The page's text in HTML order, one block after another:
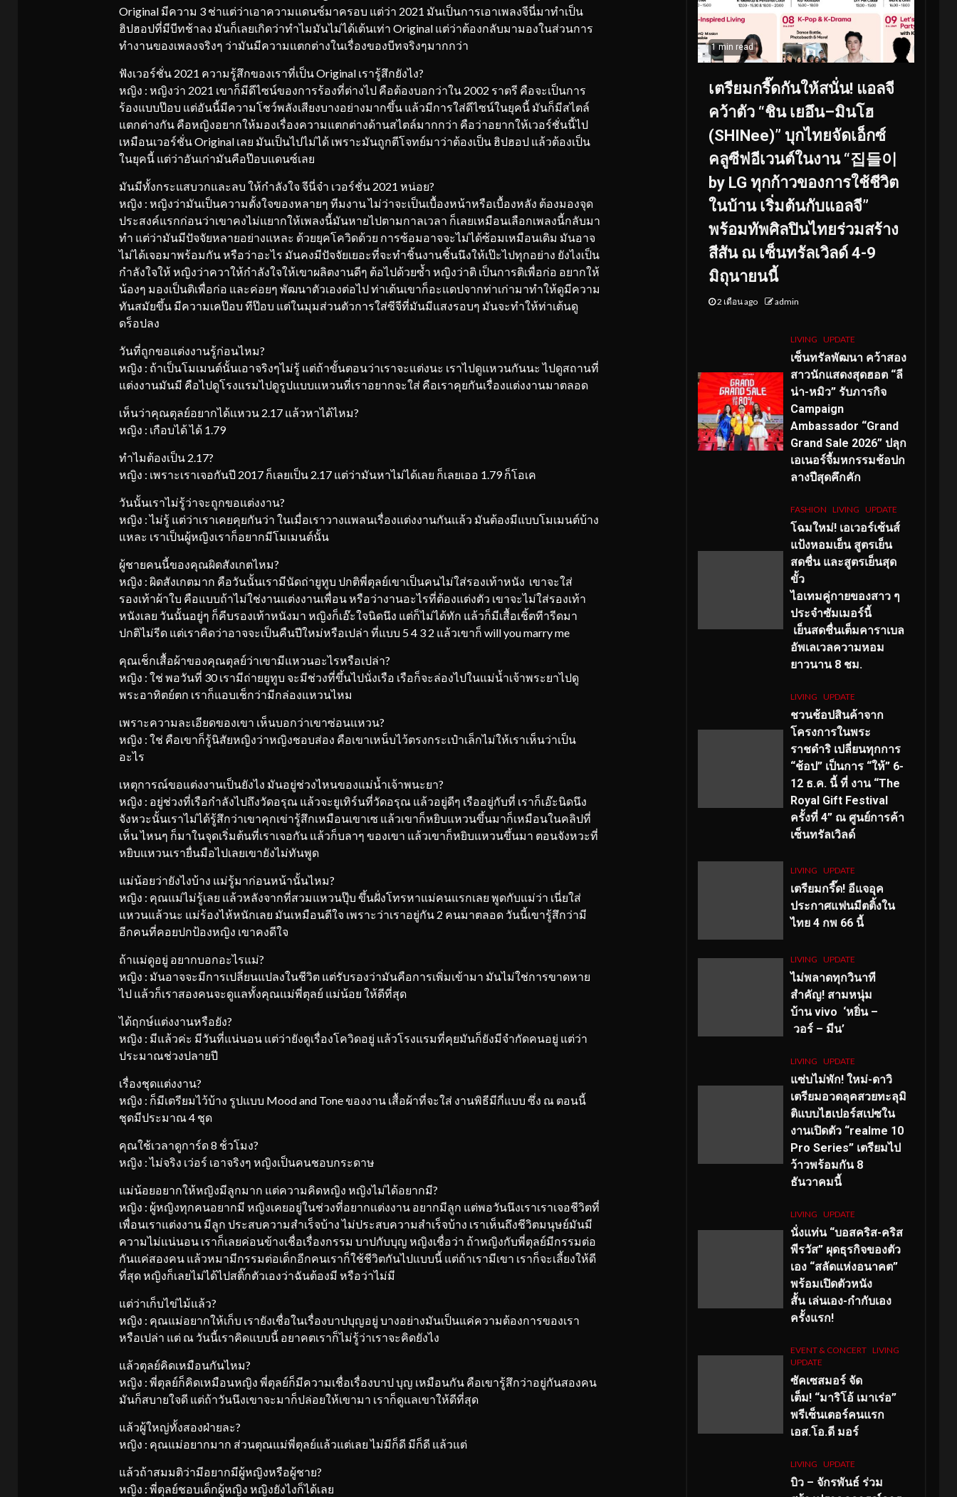
Original มีความ 3 ช่าแต่ว่าเอาความแดนซ์มาครอบ แต่ว่า 2021 มันเป็นการเอาเพลงจีนี่มาทำเป็น
ฮิปฮอปที่มีบีทช้าลง มันก็เลยเกิดว่าทำไมมันไม่ได้เต้นเท่า Original แต่ว่าต้องกลับมามองในส่วนการ
ทำงานของเพลงจริงๆ ว่ามันมีความแตกต่างในเรื่องของบีทจริงๆมากกว่า
ฟังเวอร์ชั่น 2021 ความรู้สึกของเราที่เป็น Original เรารู้สึกยังไง?
หญิง : หญิงว่า 2021 เขาก็มีดีไซน์ของการร้องที่ต่างไป คือต้องบอกว่าใน 2002 ราตรี คือจะเป็นการ
ร้องแบบป๊อบ แต่อันนี้มีความโชว์พลังเสียงบางอย่างมากขึ้น แล้วมีการใส่ดีไซน์ในยุคนี้ มันก็มีสไตล์
แตกต่างกัน คือหญิงอยากให้มองเรื่องความแตกต่างด้านสไตล์มากกว่า คือว่าอยากให้เวอร์ชั่นนี้ไป
เหมือนเวอร์ชั่น Original เลย มันเป็นไปไม่ได้ เพราะมันถูกตีโจทย์มาว่าต้องเป็น ฮิปฮอป แล้วต้องเป็น
ในยุคนี้ แต่ว่าอันเก่ามันคือป๊อบแดนซ์เลย
มันมีทั้งกระแสบวกและลบ ให้กำลังใจ จีนี่จ๋า เวอร์ชั่น 2021 หน่อย?
หญิง : หญิงว่ามันเป็นความตั้งใจของหลายๆ ทีมงาน ไม่ว่าจะเป็นเบื้องหน้าหรือเบื้องหลัง ต้องมองจุด
ประสงค์แรกก่อนว่าเขาคงไม่แยากให้เพลงนี้มันหายไปตามกาลเวลา ก็เลยเหมือนเลือกเพลงนี้กลับมา
ทำ แต่ว่ามันมีปัจจัยหลายอย่างแหละ ด้วยยุคโควิดด้วย การซ้อมอาจจะไม่ได้ซ้อมเหมือนเดิม มันอาจ
ไม่ได้เจอมาพร้อมกัน หรือว่าอะไร มันคงมีปัจจัยเยอะที่จะทำชิ้นงานชิ้นนึงให้เป๊ะไปทุกอย่าง ยังไงเป็น
กำลังใจให้ หญิงว่าควาให้กำลังใจให้เขาผลิตงานดีๆ ต้อไปด้วยซ้ำ หญิงว่าติ เป็นการติเพื่อก่อ อยากให้
น้องๆ มองเป็นติเพื่อก่อ และค่อยๆ พัฒนาตัวเองต่อไป ท่าเต้นเขาก็อะแดปจากท่าเก่ามาทำให้ดูมีความ
ทันสมัยขึ้น มีความเคป๊อบ ทีป๊อบ แต่ในมุมส่วนตัวการใส่ซีจีที่มันมีแสงรอบๆ มันจะทำให้ท่าเต้นดู
ดร็อปลง
วันที่ถูกขอแต่งงานรู้ก่อนไหม?
หญิง : ถ้าเป็นโมเมนต์นั้นเอาจริงๆไม่รู้ แต่ถ้าขั้นตอนว่าเราจะแต่งนะ เราไปดูแหวนกันนะ ไปดูสถานที่
แต่งงานมันมี คือไปดูโรงแรมไปดูรูปแบบแหวนที่เราอยากจะใส่ คือเราคุยกันเรื่องแต่งงานมาตลอด
เห็นว่าคุณตุลย์อยากได้แหวน 2.17 แล้วหาได้ไหม?
หญิง : เกือบได้ ได้ 1.79
ทำไมต้องเป็น 2.17?
หญิง : เพราะเราเจอกันปี 2017 ก็เลยเป็น 2.17 แต่ว่ามันหาไม่ได้เลย ก็เลยเออ 1.79 ก็โอเค
วันนั้นเราไม่รู้ว่าจะถูกขอแต่งงาน?
หญิง : ไม่รู้ แต่ว่าเราเคยคุยกันว่า ในเมื่อเราวางแพลนเรื่องแต่งงานกันแล้ว มันต้องมีแบบโมเมนต์บ้าง
แหละ เราเป็นผู้หญิงเราก็อยากมีโมเมนต์นั้น
ผู้ชายคนนี้ของคุณผิดสังเกตไหม?
หญิง : ผิดสังเกตมาก คือวันนั้นเรามีนัดถ่ายูทูบ ปกติพี่ตุลย์เขาเป็นคนไม่ใส่รองเท้าหนัง เขาจะใส่
รองเท้าผ้าใบ คือแบบถ้าไม่ใช่งานแต่งงานเพื่อน หรือว่างานอะไรที่ต้องแต่งตัว เขาจะไม่ใส่รองเท้า
หนังเลย วันนั้นอยู่ๆ ก็คีบรองเท้าหนังมา หญิงก็เอ๊ะใจนิดนึง แต่ก็ไม่ได้ทัก แล้วก็มีเสื้อเชิ้ตทีารีดมา
ปกติไม่รีด แต่เราคิดว่าอาจจะเป็นคืนปีใหม่หรือเปล่า ที่แบบ 5 4 3 2 แล้วเขาก็ will you marry me
คุณเช็กเสื้อผ้าของคุณตุลย์ว่าเขามีแหวนอะไรหรือเปล่า?
หญิง : ใช่ พอวันที่ 30 เรามีถ่ายยูทูบ จะมีช่วงที่ขึ้นไปนั่งเรือ เรือก็จะล่องไปในแม่น้ำเจ้าพระยาไปดู
พระอาทิตย์ตก เราก็แอบเช็กว่ามีกล่องแหวนไหม
เพราะความละเอียดของเขา เห็นบอกว่าเขาซ่อนแหวน?
หญิง : ใช่ คือเขาก็รู้นิสัยหญิงว่าหญิงชอบส่อง คือเขาเหน็บไว้ตรงกระเป๋าเล็กไม่ให้เราเห็นว่าเป็น
อะไร
เหตุการณ์ขอแต่งงานเป็นยังไง มันอยู่ช่วงไหนของแม่น้ำเจ้าพนะยา?
หญิง : อยู่ช่วงที่เรือกำลังไปถึงวัดอรุณ แล้วจะยูเทิร์นที่วัดอรุณ แล้วอยู่ดีๆ เรืออยู่กับที่ เราก็เอ๊ะนิดนึง
จังหวะนั้นเราไม่ได้รู้สึกว่าเขาคุกเข่ารู้สึกเหมือนเขาเซ แล้วเขาก็หยิบแหวนขึ้นมาก็เหมือนในคลิปที่
เห็น ไหนๆ ก็มาในจุดเริ่มต้นที่เราเจอกัน แล้วก็บลาๆ ของเขา แล้วเขาก็หยิบแหวนขึ้นมา ตอนจังหวะที่
หยิบแหวนเรายื่นมือไปเลยเขายังไม่ทันพูด
แม่น้อยว่ายังไงบ้าง แม่รู้มาก่อนหน้านั้นไหม?
หญิง : คุณแม่ไม่รู้เลย แล้วหลังจากที่สวมแหวนปุ๊บ ขึ้นฝั่งโทรหาแม่คนแรกเลย พูดกับแม่ว่า เนี่ยใส่
แหวนแล้วนะ แม่ร้องไห้หนักเลย มันเหมือนดีใจ เพราะว่าเราอยู่กัน 2 คนมาตลอด วันนี้เขารู้สึกว่ามี
อีกคนที่คอยปกป้องหญิง เขาคงดีใจ
ถ้าแม่ดูอยู่ อยากบอกอะไรแม่?
หญิง : มันอาจจะมีการเปลี่ยนแปลงในชีวิต แต่รับรองว่ามันคือการเพิ่มเข้ามา มันไม่ใช่การขาดหาย
ไป แล้วก็เราสองคนจะดูแลทั้งคุณแม่พี่ตุลย์ แม่น้อย ให้ดีที่สุด
ได้ฤกษ์แต่งงานหรือยัง?
หญิง : มีแล้วค่ะ มีวันที่แน่นอน แต่ว่ายังดูเรื่องโควิดอยู่ แล้วโรงแรมที่คุยมันก็ยังมีจำกัดคนอยู่ แต่ว่า
ประมาณช่วงปลายปี
เรื่องชุดแต่งงาน?
หญิง : ก็มีเตรียมไว้บ้าง รูปแบบ Mood and Tone ของงาน เสื้อผ้าที่จะใส่ งานพิธีมีกี่แบบ ซึ่ง ณ ตอนนี้
ชุดมีประมาณ 4 ชุด
คุณใช้เวลาดูการ์ด 8 ช้่วโมง?
หญิง : ไม่จริง เว่อร์ เอาจริงๆ หญิงเป็นคนชอบกระดาษ
แม่น้อยอยากให้หญิงมีลูกมาก แต่ความคิดหญิง หญิงไม่ได้อยากมี?
หญิง : ผู้หญิงทุกคนอยากมี หญิงเคยอยู่ในช่วงที่อยากแต่งงาน อยากมีลูก แต่พอวันนึงเราเราเจอชีวิตที่
เพื่อนเราแต่งงาน มีลูก ประสบความสำเร็จบ้าง ไม่ประสบความสำเร็จบ้าง เราเห็นถึงชีวิตมนุษย์มันมี
ความไม่แน่นอน เราก็เลยค่อนข้างเชื่อเรื่องกรรม บาปกับบุญ หญิงเชื่อว่า ถ้าหญิงกับพี่ตุลย์มีกรรมต่อ
กันแค่สองคน แล้วหมามีกรรมต่อเด็กอีกคนเราก็ใช้ชีวิตกันไปแบบนี้ แต่ถ้าเรามีเขา เราก็จะเลี้ยงให้ดี
ที่สุด หญิงก็เลยไม่ได้ไปสติ๊กตัวเองว่าฉันต้องมี หรือว่าไม่มี
แต่ว่าเก็บไข่ไม้แล้ว?
หญิง : คุณแม่อยากให้เก็บ เรายังเชื่อในเรื่องบาปบุญอยู่ บางอย่างมันเป็นแค่ความต้องการของเรา
หรือเปล่า แต่ ณ วันนี้เราคิดแบบนี้ อยาคตเราก็ไม่รู้ว่าเราจะคิดยังไง
แล้วตุลย์คิดเหมือนกันไหม?
หญิง : พี่ตุลย์ก็คิดเหมือนหญิง พี่ตุลย์ก็มีความเชื่อเรื่องบาป บุญ เหมือนกัน คือเขารู้สึกว่าอยู่กันสองคน
มันก็สบายใจดี แต่ถ้าวันนึงเขาจะมาก็ปล่อยให้เขามา เราก็ดูแลเขาให้ดีที่สุด
แล้วผู้ใหญ่ทั้งสองฝ่ายละ?
หญิง : คุณแม่อยากมาก ส่วนตุณแม่พี่ตุลย์แล้วแต่เลย ไม่มีก็ดี มีก็ดี แล้วแต่
แล้วถ้าสมมติว่ามีอยากมีผู้หญิงหรือผู้ชาย?
หญิง : พี่ตุลย์ชอบเด็กผู้หญิง หญิงยังไงก็ได้เลย
1 min read
เตรียมกรี๊ดกันให้สนั่น! แอลจี
คว้าตัว “ชิน เยอึน–มินโฮ
(SHINee)” บุกไทยจัดเอ็กซ์
คลูซีฟอีเวนต์ในงาน “집들이
by LG ทุกก้าวของการใช้ชีวิต
ในบ้าน เริ่มต้นกับแอลจี”
พร้อมทัพศิลปินไทยร่วมสร้าง
สีสัน ณ เซ็นทรัลเวิลด์ 4-9
มิถุนายนนี้
2 เดือน ago admin
LIVING UPDATE
เซ็นทรัลพัฒนา คว้าสอง
สาวนักแสดงสุดฮอต “ลี
น่า-หมิว” รับภารกิจ
Campaign
Ambassador “Grand
Grand Sale 2026” ปลุก
เอเนอร์จี้มหกรรมช้อปก
ลางปีสุดคึกคัก
FASHION LIVING UPDATE
โฉมใหม่! เอเวอร์เซ้นส์
แป้งหอมเย็น สูตรเย็น
สดชื่น และสูตรเย็นสุด
ขั้ว
ไอเทมคู่กายของสาว ๆ
ประจำซัมเมอร์นี้
เย็นสดชื่นเต็มคาราเบล
อัพเลเวลความหอม
ยาวนาน 8 ชม.
LIVING UPDATE
ชวนช้อปสินค้าจาก
โครงการในพระ
ราชดำริ เปลี่ยนทุกการ
“ช้อป” เป็นการ “ให้” 6-
12 ธ.ค. นี้ ที่ งาน “The
Royal Gift Festival
ครั้งที่ 4” ณ ศูนย์การค้า
เซ็นทรัลเวิลด์
LIVING UPDATE
เตรียมกรี๊ด! อีแจอุค
ประกาศแฟนมีตติ้งใน
ไทย 4 กพ 66 นี้
LIVING UPDATE
ไม่พลาดทุกวินาที
สำคัญ! สามหนุ่ม
บ้าน vivo ‘หยิ่น –
วอร์ – มีน’
LIVING UPDATE
แซ่บไม่พัก! ใหม่-ดาวิ
เตรียมอวดลุคสวยทะลุมิ
ติแบบไฮเปอร์สเปซใน
งานเปิดตัว “realme 10
Pro Series” เตรียมไป
ว้าวพร้อมกัน 8
ธันวาคมนี้
LIVING UPDATE
นั่งแท่น “บอสคริส-คริส
พีรวัส” ผุดธุรกิจของตัว
เอง “สลัดแห่งอนาคต”
พร้อมเปิดตัวหนัง
สั้น เล่นเอง-กำกับเอง
ครั้งแรก!
EVENT & CONCERT LIVING
UPDATE
ซัคเซสมอร์ จัด
เต็ม! “มาริโอ้ เมาเร่อ”
พรีเซ็นเตอร์คนแรก
เอส.โอ.ดี มอร์
LIVING UPDATE
บิว – จักรพันธ์ ร่วม